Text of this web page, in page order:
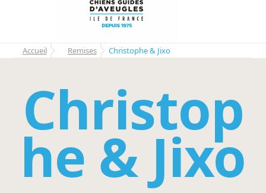
Accueil Remises Christophe & Jixo
Christop
he & Jixo